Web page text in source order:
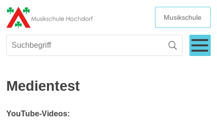
Navigieren in Hochdorf
SCHNELLNAVIGATION
Suchbegriff
Suche starten
WEITERE
Musikschule
Menu
Medientest
YouTube-Videos: